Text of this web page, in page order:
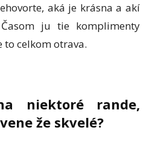
aká je krásna a akí
ju tie komplimenty
to celkom otrava.
niektoré rande,
že skvelé?